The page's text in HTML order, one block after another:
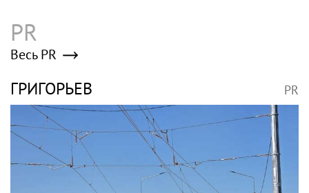
PR
Весь PR
ГРИГОРЬЕВ PR